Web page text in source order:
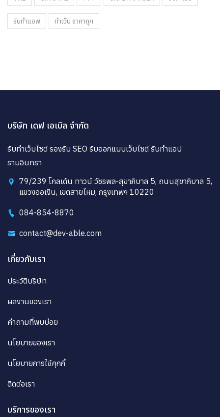
รับทำแอพ ทำเว็บ ราคาถูก
บริษัท เดฟ เอเบิล จำกัด
รับทำเว็บไซต์ รองรับ SEO รับออกแบบเว็บไซต์ รับทำแอป
รามอินทรา
79/239 โกลเด้น ทาวน์ วัชรพล-สุขาภิบาล 5, ถนนสุขาภิบาล 5,
แขวงออเงิน, เขตสายไหม, กรุงเทพฯ 10220
084-854-8870
contact@dev-able.com
เกี่ยวกับเรา
ประวัติบริษัท
ผลงานของเรา
คำถามที่พบบ่อย
นโยบายของเรา
นโยบายการใช้คุกกี้
ติดต่อเรา
บริการของเรา